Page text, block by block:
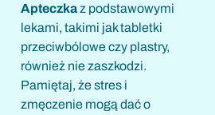
Apteczkaz podstawowymi
lekami, takimi jak tabletki
przeciwbólowe czy plastry,
również nie zaszkodzi.
Pamiętaj, że stres i
zmęczenie mogą dać o